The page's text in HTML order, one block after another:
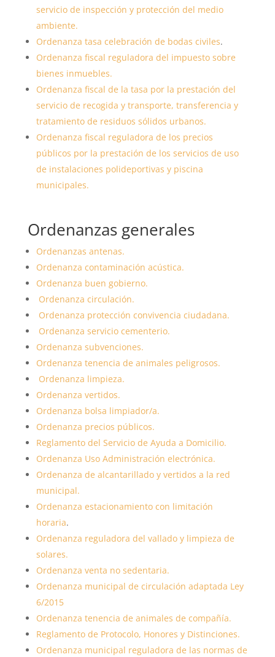
servicio de inspección y protección del medio
ambiente.
Ordenanza tasa celebración de bodas civiles.
Ordenanza fiscal reguladora del impuesto sobre
bienes inmuebles.
Ordenanza fiscal de la tasa por la prestación del
servicio de recogida y transporte, transferencia y
tratamiento de residuos sólidos urbanos.
Ordenanza fiscal reguladora de los precios
públicos por la prestación de los servicios de uso
de instalaciones polideportivas y piscina
municipales.
Ordenanzas generales
Ordenanzas antenas.
Ordenanza contaminación acústica.
Ordenanza buen gobierno.
Ordenanza circulación.
Ordenanza protección convivencia ciudadana.
Ordenanza servicio cementerio.
Ordenanza subvenciones.
Ordenanza tenencia de animales peligrosos.
Ordenanza limpieza.
Ordenanza vertidos.
Ordenanza bolsa limpiador/a.
Ordenanza precios públicos.
Reglamento del Servicio de Ayuda a Domicilio.
Ordenanza Uso Administración electrónica.
Ordenanza de alcantarillado y vertidos a la red
municipal.
Ordenanza estacionamiento con limitación
horaria.
Ordenanza reguladora del vallado y limpieza de
solares.
Ordenanza venta no sedentaria.
Ordenanza municipal de circulación adaptada Ley
6/2015
Ordenanza tenencia de animales de compañía.
Reglamento de Protocolo, Honores y Distinciones.
Ordenanza municipal reguladora de las normas de